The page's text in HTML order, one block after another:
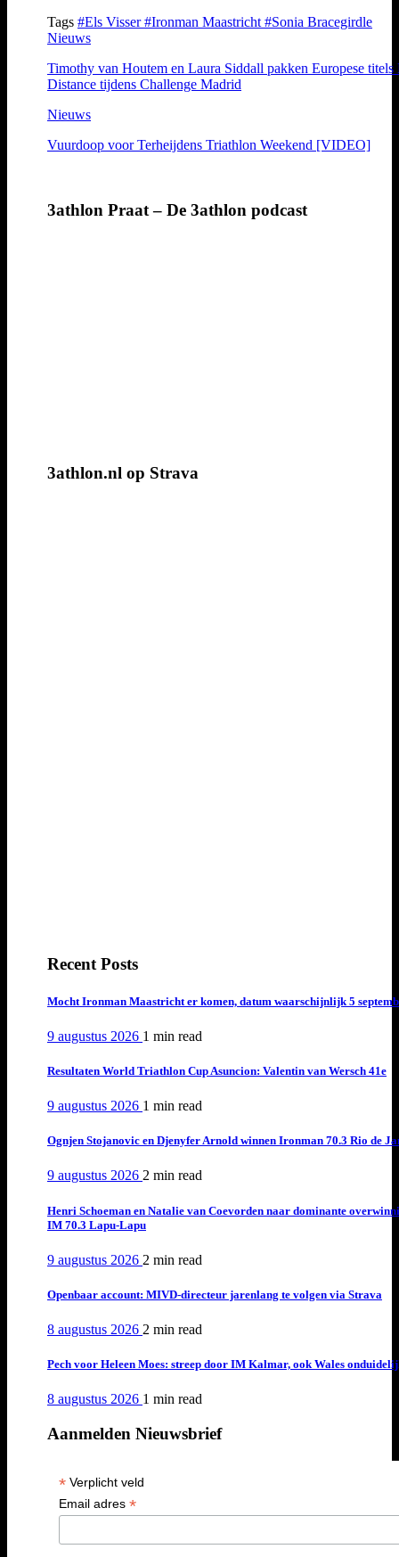
Tags #Els Visser#Ironman Maastricht #Sonia Bracegirdle
Nieuws
Timothy van Houtem en Laura Siddall pakken Europese titels
Distance tijdens Challenge Madrid
Nieuws
Vuurdoop voor Terheijdens Triathlon Weekend [VIDEO]
3athlon Praat – De 3athlon podcast
3athlon.nl op Strava
Recent Posts
Mocht Ironman Maastricht er komen, datum waarschijnlijk 5
9 augustus 2026 1 min read
Resultaten World Triathlon Cup Asuncion: Valentin van Wersch 41e
9 augustus 2026 1 min read
Ognjen Stojanovic en Djenyfer Arnold winnen Ironman 70.3 Rio de
9 augustus 2026 2 min read
Henri Schoeman en Natalie van Coevorden naar dominante
IM 70.3 Lapu-Lapu
9 augustus 2026 2 min read
Openbaar account: MIVD-directeur jarenlang te volgen via Strava
8 augustus 2026 2 min read
Pech voor Heleen Moes: streep door IM Kalmar, ook Wales
8 augustus 2026 1 min read
Aanmelden Nieuwsbrief
*Verplicht veld
Email adres *